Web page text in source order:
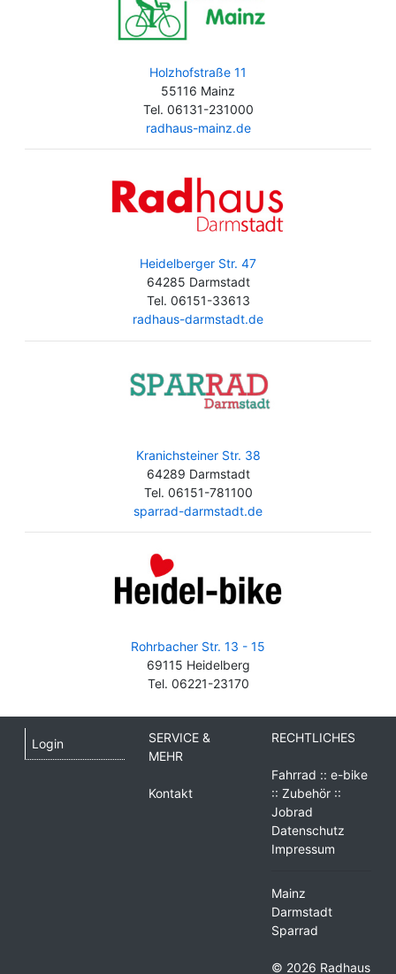
Holzhofstraße 11
55116 Mainz
Tel. 06131-231000
radhaus-mainz.de
Heidelberger Str. 47
64285 Darmstadt
Tel. 06151-33613
radhaus-darmstadt.de
Kranichsteiner Str. 38
64289 Darmstadt
Tel. 06151-781100
sparrad-darmstadt.de
Rohrbacher Str. 13 - 15
69115 Heidelberg
Tel. 06221-23170
Login
SERVICE &
MEHR
Kontakt
RECHTLICHES
Fahrrad :: e-bike
:: Zubehör ::
Jobrad
Datenschutz
Impressum
Mainz
Darmstadt
Sparrad
© 2026 Radhaus